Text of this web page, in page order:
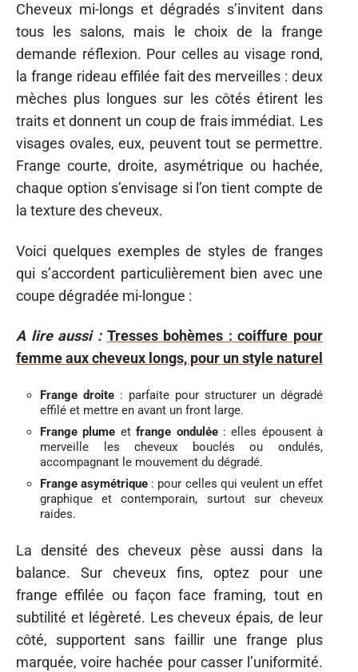
Cheveux mi-longs et dégradés s’invitent dans
tous les salons, mais le choix de la frange
demande réflexion. Pour celles au visage rond,
la frange rideau effilée fait des merveilles : deux
mèches plus longues sur les côtés étirent les
traits et donnent un coup de frais immédiat. Les
visages ovales, eux, peuvent tout se permettre.
Frange courte, droite, asymétrique ou hachée,
chaque option s’envisage si l’on tient compte de
la texture des cheveux.
Voici quelques exemples de styles de franges
qui s’accordent particulièrement bien avec une
coupe dégradée mi-longue :
A lire aussi : Tresses bohèmes : coiffure pour
femme aux cheveux longs, pour un style naturel
Frange droite : parfaite pour structurer un dégradé
effilé et mettre en avant un front large.
Frange plume etfrange ondulée: elles épousent à
merveille les cheveux bouclés ou ondulés,
accompagnant le mouvement du dégradé.
Frange asymétrique : pour celles qui veulent un effet
graphique et contemporain, surtout sur cheveux
raides.
La densité des cheveux pèse aussi dans la
balance. Sur cheveux fins, optez pour une
frange effilée ou façon face framing, tout en
subtilité et légèreté. Les cheveux épais, de leur
côté, supportent sans faillir une frange plus
marquée, voire hachée pour casser l’uniformité.